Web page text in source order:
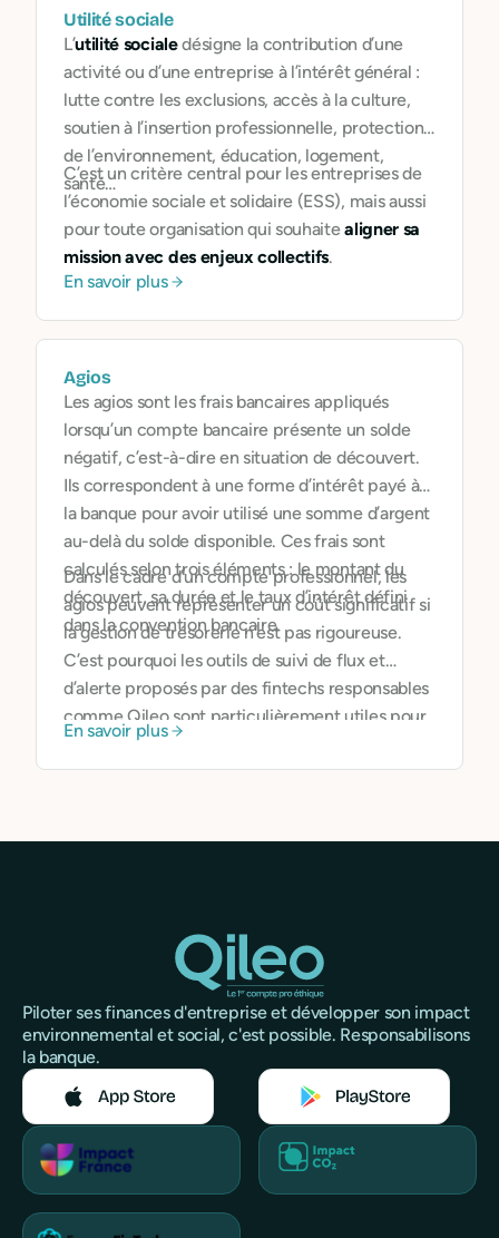
Utilité sociale
L’utilité socialedésigne la contribution d’une
activité ou d’une entreprise à l’intérêt général :
lutte contre les exclusions, accès à la culture,
soutien à l’insertion professionnelle, protection
de l’environnement, éducation, logement,
santé…
C’est un critère central pour les entreprises de
l’économie sociale et solidaire (ESS), mais aussi
pour toute organisation qui souhaitealigner sa
mission avec des enjeux collectifs.
En savoir plus
Agios
Les agios sont les frais bancaires appliqués
lorsqu’un compte bancaire présente un solde
négatif, c’est-à-dire en situation de découvert.
Ils correspondent à une forme d’intérêt payé à
la banque pour avoir utilisé une somme d’argent
au-delà du solde disponible. Ces frais sont
calculés selon trois éléments : le montant du
découvert, sa durée et le taux d’intérêt défini
dans la convention bancaire.
Dans le cadre d’un compte professionnel, les
agios peuvent représenter un coût significatif si
la gestion de trésorerie n’est pas rigoureuse.
C’est pourquoi les outils de suivi de flux et
d’alerte proposés par des fintechs responsables
comme Qileo sont particulièrement utiles pour
éviter les découverts non autorisés et mieux
anticiper les besoins de financement à court
En savoir plus
Piloter ses finances d'entreprise et développer son impact
environnemental et social, c'est possible. Responsabilisons
la banque.